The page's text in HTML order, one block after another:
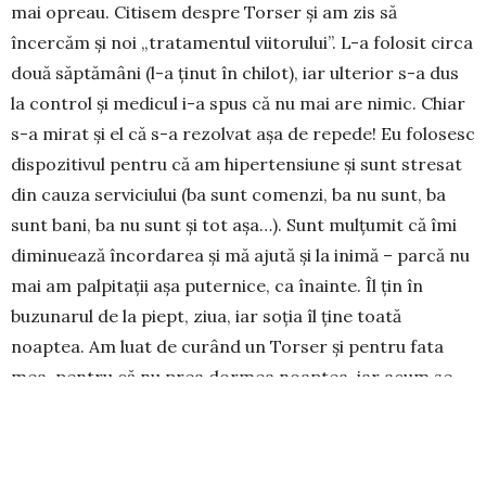
mai opreau. Citisem despre Torser şi am zis să
încercăm şi noi „tratamentul viitorului”. L-a folosit circa
două săptămâni (l-a ţinut în chilot), iar ulterior s-a dus
la control şi medicul i-a spus că nu mai are nimic. Chiar
s-a mirat şi el că s-a rezolvat aşa de repede! Eu folosesc
dispozitivul pentru că am hipertensiune şi sunt stresat
din cauza serviciului (ba sunt comenzi, ba nu sunt, ba
sunt bani, ba nu sunt şi tot aşa…). Sunt mulţumit că îmi
diminuează încordarea şi mă ajută şi la inimă – parcă nu
mai am palpitaţii aşa puternice, ca înainte. Îl ţin în
buzunarul de la piept, ziua, iar soţia îl ţine toată
noaptea. Am luat de curând un Torser şi pentru fata
mea, pentru că nu prea dormea noaptea, iar acum se